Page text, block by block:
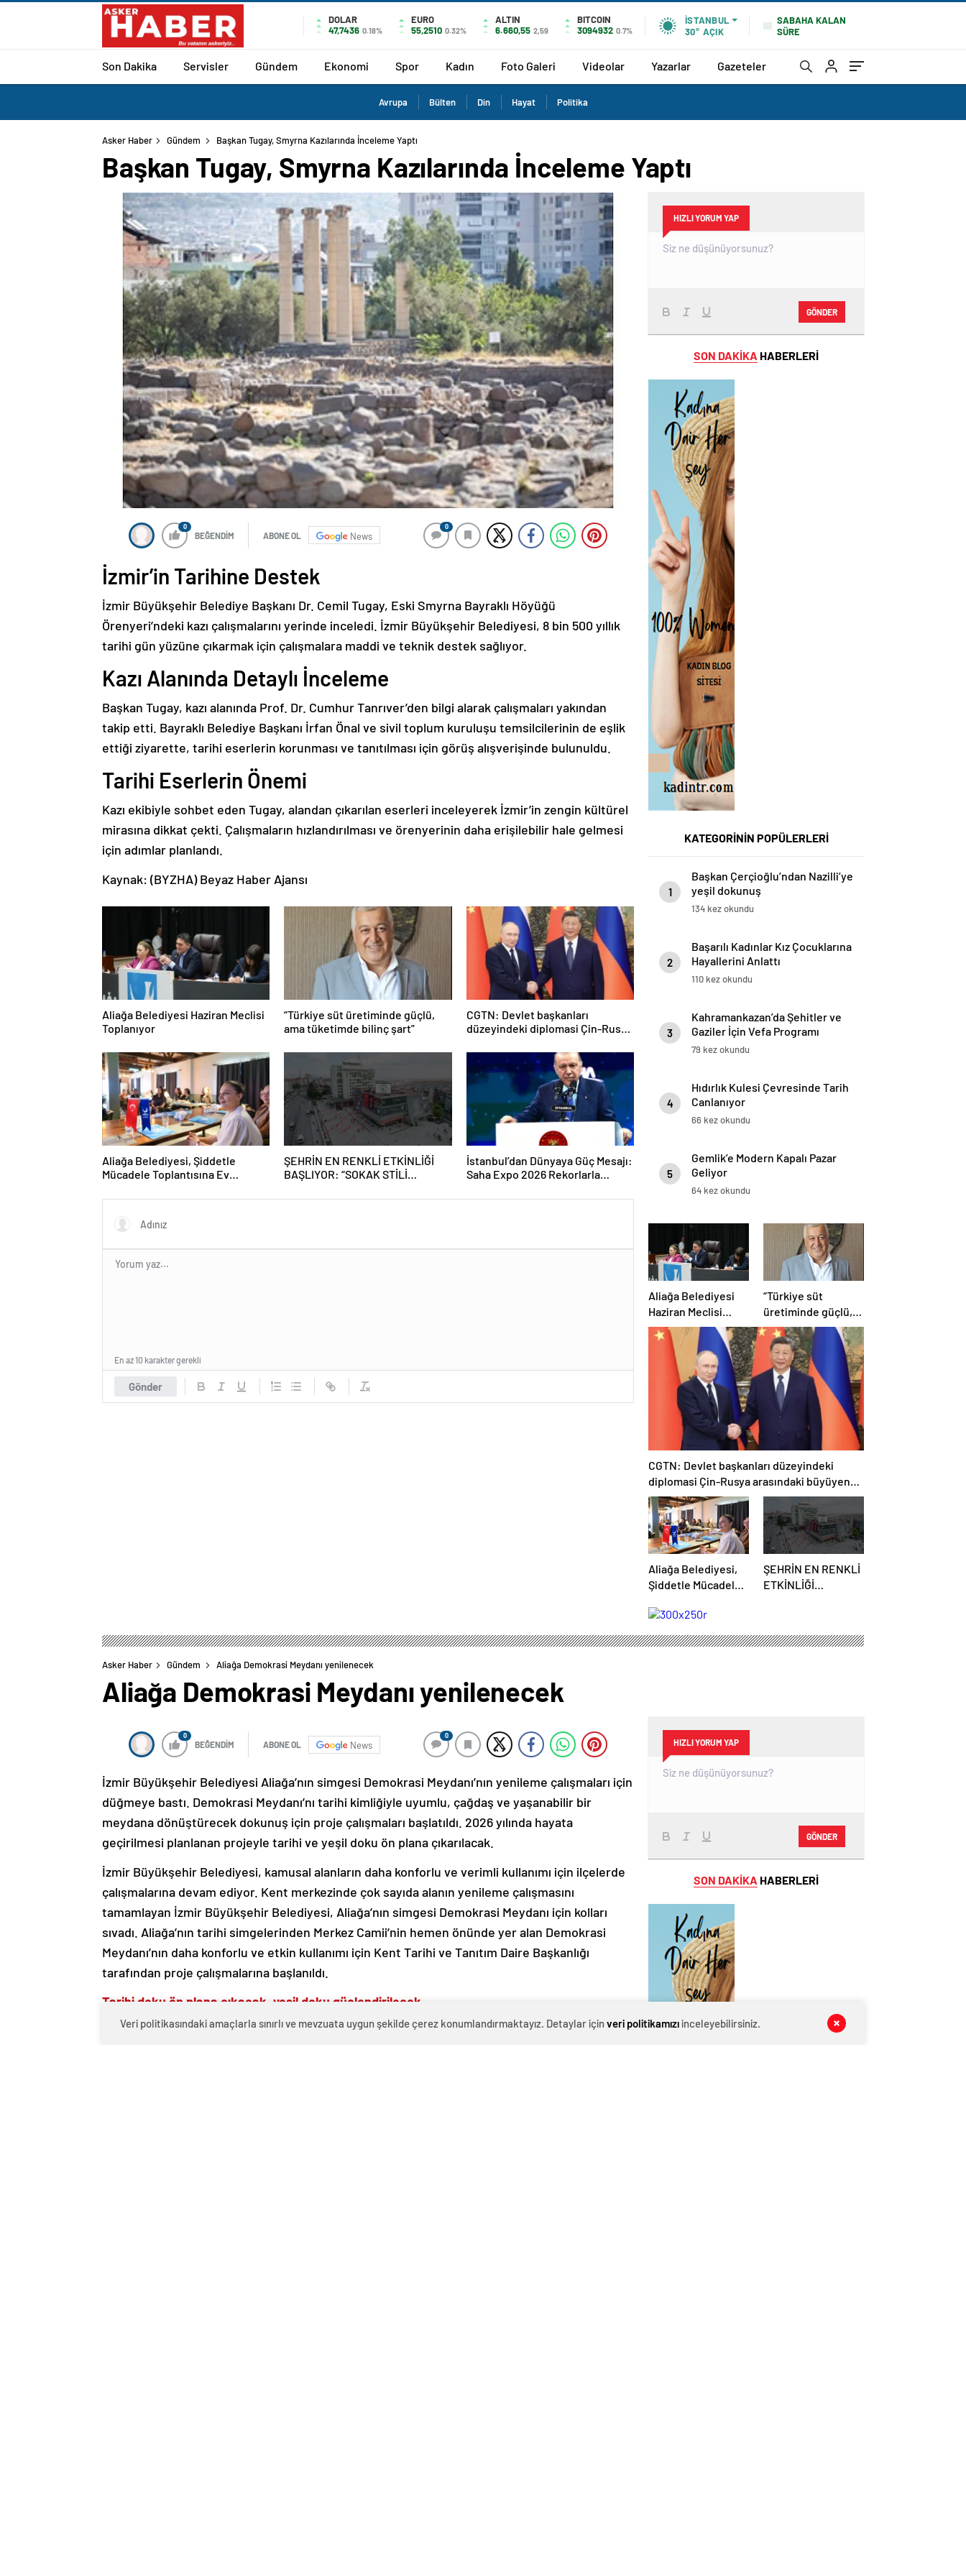
DOLAR
47,7436 0.18%
EURO
55,2510 0.32%
ALTIN
6.660,55 2,59
BITCOIN
3094932 0.7%
İSTANBUL
30° AÇIK
SABAHA KALAN
SÜRE
Son Dakika Servisler Gündem Ekonomi Spor Kadın Foto Galeri Videolar Yazarlar Gazeteler
Avrupa Bülten Din Hayat Politika
Asker Haber Gündem Başkan Tugay, Smyrna Kazılarında İnceleme Yaptı
Başkan Tugay, Smyrna Kazılarında İnceleme Yaptı
0
BEĞENDİM ABONE OL News
0
İzmir’in Tarihine Destek
İzmir Büyükşehir Belediye Başkanı Dr. Cemil Tugay, Eski Smyrna Bayraklı Höyüğü
Örenyeri’ndeki kazı çalışmalarını yerinde inceledi. İzmir Büyükşehir Belediyesi, 8 bin 500 yıllık
tarihi gün yüzüne çıkarmak için çalışmalara maddi ve teknik destek sağlıyor.
Kazı Alanında Detaylı İnceleme
Başkan Tugay, kazı alanında Prof. Dr. Cumhur Tanrıver’den bilgi alarak çalışmaları yakından
takip etti. Bayraklı Belediye Başkanı İrfan Önal ve sivil toplum kuruluşu temsilcilerinin de eşlik
ettiği ziyarette, tarihi eserlerin korunması ve tanıtılması için görüş alışverişinde bulunuldu.
Tarihi Eserlerin Önemi
Kazı ekibiyle sohbet eden Tugay, alandan çıkarılan eserleri inceleyerek İzmir’in zengin kültürel
mirasına dikkat çekti. Çalışmaların hızlandırılması ve örenyerinin daha erişilebilir hale gelmesi
için adımlar planlandı.
Kaynak: (BYZHA) Beyaz Haber Ajansı
Aliağa Belediyesi Haziran Meclisi
Toplanıyor
“Türkiye süt üretiminde güçlü,
ama tüketimde bilinç şart”
CGTN: Devlet başkanları
düzeyindeki diplomasi Çin-Rusya
güçlendiriyor
Aliağa Belediyesi, Şiddetle
Mücadele Toplantısına Ev
ŞEHRİN EN RENKLİ ETKİNLİĞİ
BAŞLIYOR: “SOKAK STİLİ
GAZİOSMANPAŞA’DA YAŞANACAK
İstanbul’dan Dünyaya Güç Mesajı:
Saha Expo 2026 Rekorlarla
Gönder
En az 10 karakter gerekli
HIZLI YORUM YAP
GÖNDER
SON DAKİKA HABERLERİ
KATEGORİNİN POPÜLERLERİ
1
Başkan Çerçioğlu’ndan Nazilli’ye
yeşil dokunuş
134 kez okundu
2
Başarılı Kadınlar Kız Çocuklarına
Hayallerini Anlattı
110 kez okundu
3
Kahramankazan’da Şehitler ve
Gaziler İçin Vefa Programı
79 kez okundu
4
Hıdırlık Kulesi Çevresinde Tarih
Canlanıyor
66 kez okundu
5
Gemlik’e Modern Kapalı Pazar
Geliyor
64 kez okundu
Aliağa Belediyesi
Haziran Meclisi
Toplanıyor
“Türkiye süt
üretiminde güçlü,
ama tüketimde
bilinç şart”
CGTN: Devlet başkanları düzeyindeki
diplomasi Çin-Rusya arasındaki büyüyen
ortaklığı güçlendiriyor
Aliağa Belediyesi,
Şiddetle Mücadele
Sahipliği Yaptı
ŞEHRİN EN RENKLİ
ETKİNLİĞİ
FESTİVALİ”
HEYECANI
Asker Haber Gündem Aliağa Demokrasi Meydanı yenilenecek
Aliağa Demokrasi Meydanı yenilenecek
0
BEĞENDİM ABONE OL News
0
İzmir Büyükşehir Belediyesi Aliağa’nın simgesi Demokrasi Meydanı’nın yenileme çalışmaları için
düğmeye bastı. Demokrasi Meydanı’nı tarihi kimliğiyle uyumlu, çağdaş ve yaşanabilir bir
meydana dönüştürecek dokunuş için proje çalışmaları başlatıldı. 2026 yılında hayata
geçirilmesi planlanan projeyle tarihi ve yeşil doku ön plana çıkarılacak.
İzmir Büyükşehir Belediyesi, kamusal alanların daha konforlu ve verimli kullanımı için ilçelerde
çalışmalarına devam ediyor. Kent merkezinde çok sayıda alanın yenileme çalışmasını
tamamlayan İzmir Büyükşehir Belediyesi, Aliağa’nın simgesi Demokrasi Meydanı için kolları
sıvadı. Aliağa’nın tarihi simgelerinden Merkez Camii’nin hemen önünde yer alan Demokrasi
Meydanı’nın daha konforlu ve etkin kullanımı için Kent Tarihi ve Tanıtım Daire Başkanlığı
tarafından proje çalışmalarına başlanıldı.
Tarihi doku ön plana çıkacak, yeşil doku güçlendirilecek
Çalışmalar kapsamında, alanın mevcut durumunu analiz etmek üzere harita alımı
HIZLI YORUM YAP
GÖNDER
SON DAKİKA HABERLERİ
Veri politikasındaki amaçlarla sınırlı ve mevzuata uygun şekilde çerez konumlandırmaktayız. Detaylar için veri politikamızıinceleyebilirsiniz.